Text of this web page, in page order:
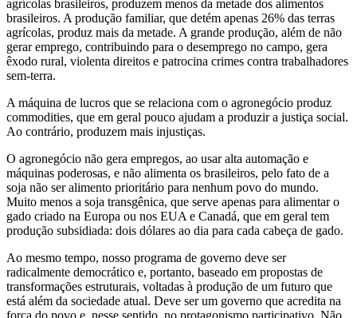
agrícolas brasileiros, produzem menos da metade dos alimentos
brasileiros. A produção familiar, que detém apenas 26% das terras
agrícolas, produz mais da metade. A grande produção, além de não
gerar emprego, contribuindo para o desemprego no campo, gera
êxodo rural, violenta direitos e patrocina crimes contra trabalhadores
sem-terra.
A máquina de lucros que se relaciona com o agronegócio produz
commodities, que em geral pouco ajudam a produzir a justiça social.
Ao contrário, produzem mais injustiças.
O agronegócio não gera empregos, ao usar alta automação e
máquinas poderosas, e não alimenta os brasileiros, pelo fato de a
soja não ser alimento prioritário para nenhum povo do mundo.
Muito menos a soja transgênica, que serve apenas para alimentar o
gado criado na Europa ou nos EUA e Canadá, que em geral tem
produção subsidiada: dois dólares ao dia para cada cabeça de gado.
Ao mesmo tempo, nosso programa de governo deve ser
radicalmente democrático e, portanto, baseado em propostas de
transformações estruturais, voltadas à produção de um futuro que
está além da sociedade atual. Deve ser um governo que acredita na